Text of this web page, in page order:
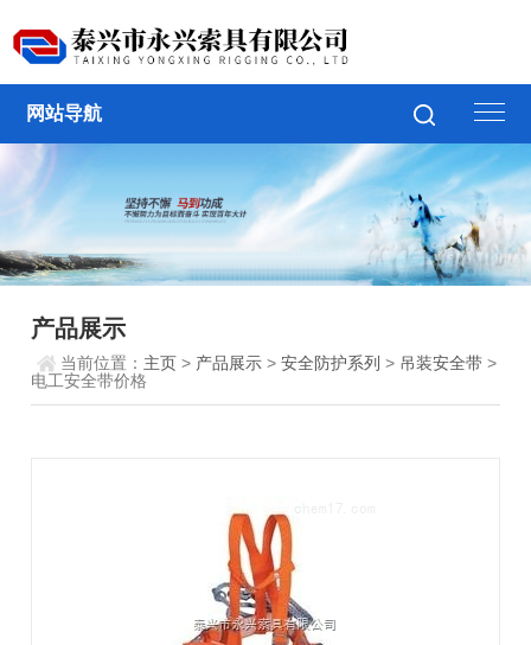
网站导航
产品展示
当前位置： 主页 > 产品展示 >安全防护系列 > 吊装安全带 >
电工安全带价格